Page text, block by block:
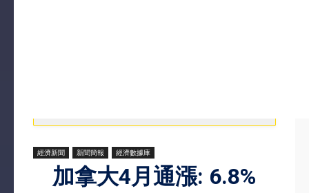
經濟新聞 新聞簡報 經濟數據庫
加拿大4月通漲: 6.8%